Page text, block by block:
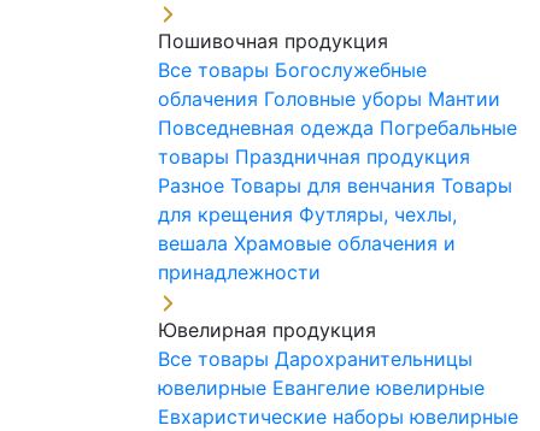
Пошивочная продукция
Все товары Богослужебные
облачения Головные уборы Мантии
Повседневная одежда Погребальные
товары Праздничная продукция
Разное Товары для венчания Товары
для крещения Футляры, чехлы,
вешала Храмовые облачения и
принадлежности
Ювелирная продукция
Все товары Дарохранительницы
ювелирные Евангелие ювелирные
Евхаристические наборы ювелирные